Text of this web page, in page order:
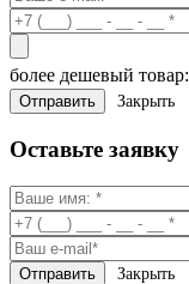
более дешевый товар:
Закрыть
Оставьте заявку
Закрыть